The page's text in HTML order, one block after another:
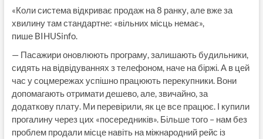
«Коли система відкриває продаж на 8 ранку, але вже за
хвилину там стандартне: «вільних місць немає»,
пише BIHUSinfo.
— Пасажири оновлюють програму, залишають будильники,
сидять на відвідуваннях з телефоном, наче на біржі. А в цей
час у соцмережах успішно працюють перекупники. Вони
допомагають отримати дешево, але, звичайно, за
додаткову плату. Ми перевірили, як це все працює. І купили
прогалину через цих «посередників». Більше того – нам без
проблем продали місце навіть на міжнародний рейс із